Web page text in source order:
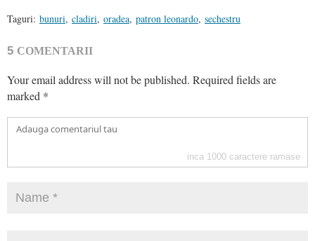
Taguri: bunuri, cladiri, oradea, patron leonardo, sechestru
5 COMENTARII
Your email address will not be published. Required fields are
marked *
inca 1000 caractere ramase